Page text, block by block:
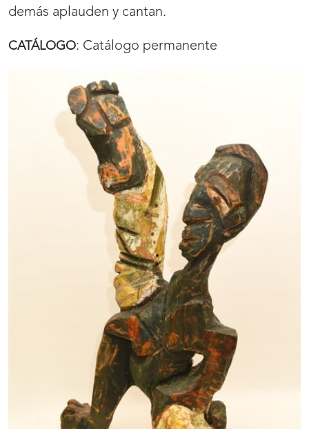
demás aplauden y cantan.
CATÁLOGO: Catálogo permanente